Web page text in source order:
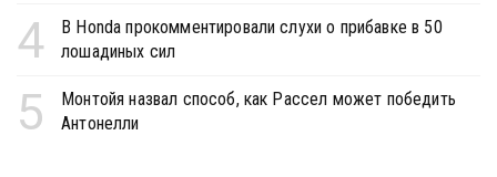
4
В Honda прокомментировали слухи о прибавке в 50
лошадиных сил
5
Монтойя назвал способ, как Рассел может победить
Антонелли